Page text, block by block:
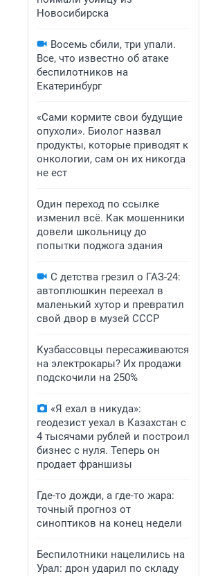
Новосибирска
Восемь сбили, три упали.
Все, что известно об атаке
беспилотников на
Екатеринбург
«Сами кормите свои будущие
опухоли». Биолог назвал
продукты, которые приводят к
онкологии, сам он их никогда
не ест
Один переход по ссылке
изменил всё. Как мошенники
довели школьницу до
попытки поджога здания
С детства грезил о ГАЗ-24:
автоплюшкин переехал в
маленький хутор и превратил
свой двор в музей СССР
Кузбассовцы пересаживаются
на электрокары? Их продажи
подскочили на 250%
«Я ехал в никуда»:
геодезист уехал в Казахстан с
4 тысячами рублей и построил
бизнес с нуля. Теперь он
продает франшизы
Где-то дожди, а где-то жара:
точный прогноз от
синоптиков на конец недели
Беспилотники нацелились на
Урал: дрон ударил по складу